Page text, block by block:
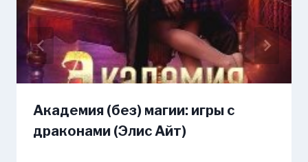
Академия (без) магии: игры с
драконами (Элис Айт)